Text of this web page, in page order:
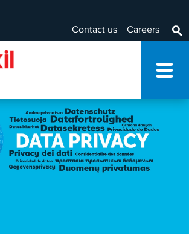
Contact us Careers